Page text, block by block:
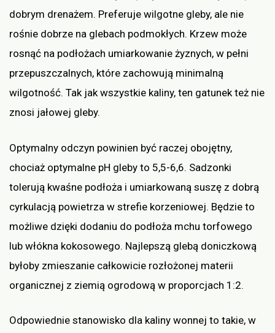
dobrym drenażem. Preferuje wilgotne gleby, ale nie
rośnie dobrze na glebach podmokłych. Krzew może
rosnąć na podłożach umiarkowanie żyznych, w pełni
przepuszczalnych, które zachowują minimalną
wilgotność. Tak jak wszystkie kaliny, ten gatunek też nie
znosi jałowej gleby.
Optymalny odczyn powinien być raczej obojętny,
chociaż optymalne pH gleby to 5,5-6,6. Sadzonki
tolerują kwaśne podłoża i umiarkowaną suszę z dobrą
cyrkulacją powietrza w strefie korzeniowej. Będzie to
możliwe dzięki dodaniu do podłoża mchu torfowego
lub włókna kokosowego. Najlepszą glebą doniczkową
byłoby zmieszanie całkowicie rozłożonej materii
organicznej z ziemią ogrodową w proporcjach 1:2.
Odpowiednie stanowisko dla kaliny wonnej to takie, w